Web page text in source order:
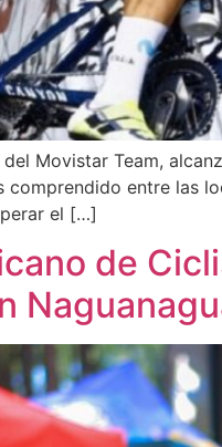
Movistar Team,
entre las
el […]
de